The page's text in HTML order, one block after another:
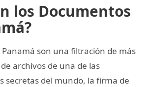
los Documentos
Panamá son una filtración de más
archivos de una de las
secretas del mundo, la firma de